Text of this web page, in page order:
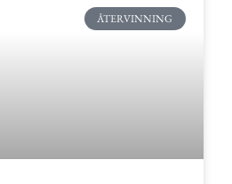
ÅTERVINNING